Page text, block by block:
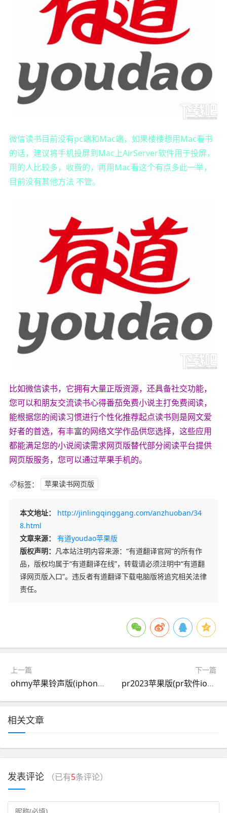
微信读书目前没有pc端和Mac端，如果楼楼想用Mac看书
的话，建议将手机投屏到Mac上AirServer软件用于投屏，
用的人比较多，收费的，再用Mac看这个有点多此一举，
目前没有其他方法 不管。
比如微信读书，它拥有大量正版资源，还具备社交功能，
您可以和朋友交流读书心得番茄免费小说主打免费阅读，
能根据您的阅读习惯进行个性化推荐起点读书则是网文爱
好者的首选，有丰富的网络文学作品供您选择，这些应用
都能满足您的小说阅读需求网页版替代部分阅读平台提供
网页版服务，您可以通过苹果手机的。
标签： 苹果读书网页版
本文地址：
http://jinlingqinggang.com/anzhuoban/34
8.html
文章来源：
有道youdao苹果版
版权声明： 凡本站注明内容来源：“有道翻译官网”的所有作
品，版权均属于“有道翻译在线”，转载请必须注明中“有道翻
译网页版入口”。违反者有道翻译下载电脑版将追究相关法律
责任。
上一篇
ohmy苹果铃声版(iphone铃声完整版)
下一篇
pr2023苹果版(pr软件ios免费版)
相关文章
发表评论 （已有5条评论）